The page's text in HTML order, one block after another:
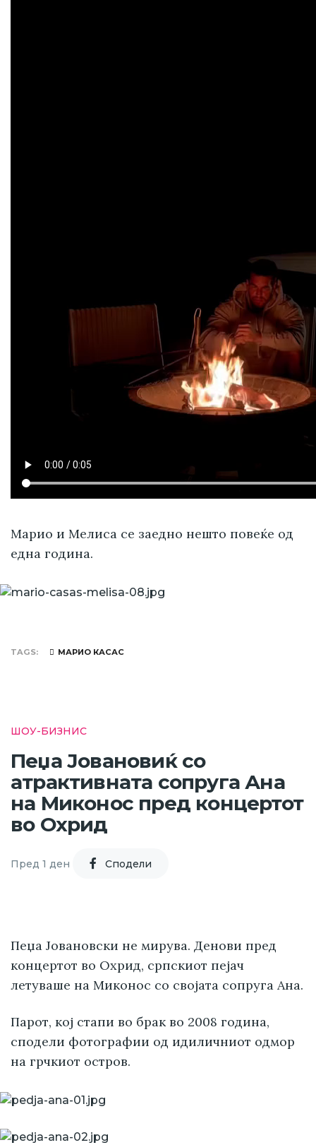
Марио и Мелиса се заедно нешто повеќе од
една година.
TAGS МАРИО КАСАС
ШОУ-БИЗНИС
Пеџа Јовановиќ со
атрактивната сопруга Ана
на Миконос пред концертот
во Охрид
Пред 1 ден Cподели
Пеџа Јовановски не мирува. Денови пред
концертот во Охрид, српскиот пејач
летуваше на Миконос со својата сопруга Ана.
Парот, кој стапи во брак во 2008 година,
сподели фотографии од идиличниот одмор
на грчкиот остров.